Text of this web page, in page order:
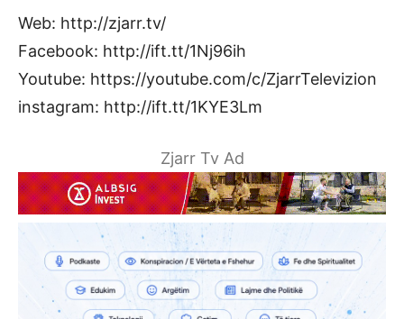
Web: http://zjarr.tv/
Facebook: http://ift.tt/1Nj96ih
Youtube: https://youtube.com/c/ZjarrTelevizion
instagram: http://ift.tt/1KYE3Lm
Zjarr Tv Ad